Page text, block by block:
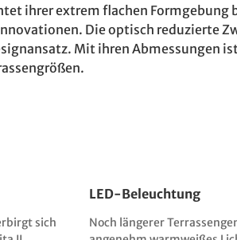
ihrer extrem flachen Formgebung
Die optisch reduzierte
Mit ihren Abmessungen
sich
LED-Beleuchtung
Noch längerer